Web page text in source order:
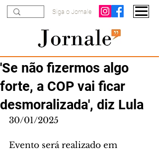
Siga o Jornale
'Se não fizermos algo
forte, a COP vai ficar
desmoralizada', diz Lula
30/01/2025
Evento será realizado em